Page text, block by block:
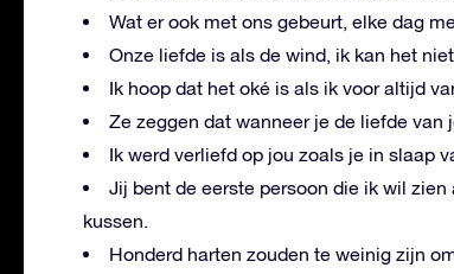
Wat er ook met ons gebeurt, elke dag
Onze liefde is als de wind, ik kan het
Ik hoop dat het oké is als ik voor altijd
Ze zeggen dat wanneer je de liefde van
Ik werd verliefd op jou zoals je in slaap
Jij bent de eerste persoon die ik wil zien
kussen.
Honderd harten zouden te weinig zijn